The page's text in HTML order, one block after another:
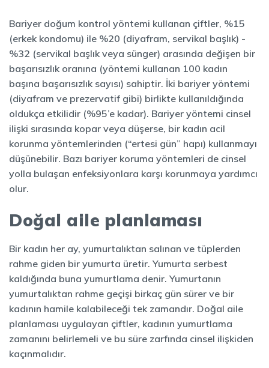
Bariyer doğum kontrol yöntemi kullanan çiftler, %15
(erkek kondomu) ile %20 (diyafram, servikal başlık) -
%32 (servikal başlık veya sünger) arasında değişen bir
başarısızlık oranına (yöntemi kullanan 100 kadın
başına başarısızlık sayısı) sahiptir. İki bariyer yöntemi
(diyafram ve prezervatif gibi) birlikte kullanıldığında
oldukça etkilidir (%95’e kadar). Bariyer yöntemi cinsel
ilişki sırasında kopar veya düşerse, bir kadın acil
korunma yöntemlerinden (“ertesi gün” hapı) kullanmayı
düşünebilir. Bazı bariyer koruma yöntemleri de cinsel
yolla bulaşan enfeksiyonlara karşı korunmaya yardımcı
olur.
Doğal aile planlaması
Bir kadın her ay, yumurtalıktan salınan ve tüplerden
rahme giden bir yumurta üretir. Yumurta serbest
kaldığında buna yumurtlama denir. Yumurtanın
yumurtalıktan rahme geçişi birkaç gün sürer ve bir
kadının hamile kalabileceği tek zamandır. Doğal aile
planlaması uygulayan çiftler, kadının yumurtlama
zamanını belirlemeli ve bu süre zarfında cinsel ilişkiden
kaçınmalıdır.